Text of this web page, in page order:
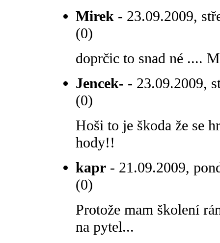
Mirek - 23.09.2009,
(0)
doprčic to snad né ....
Jencek- - 23.09.2009,
(0)
Hoši to je škoda že se
hody!!
kapr - 21.09.2009,
(0)
Protože mam školení
na pytel...